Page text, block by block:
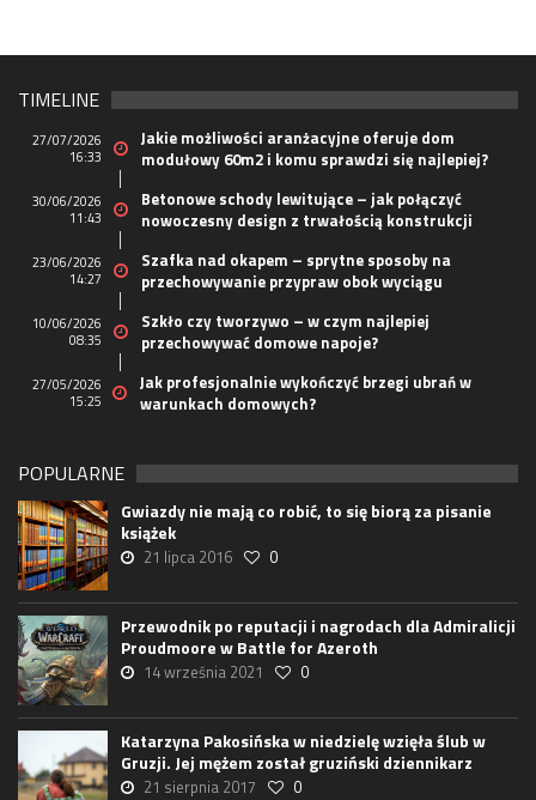
TIMELINE
27/07/2026
16:33
Jakie możliwości aranżacyjne oferuje dom
modułowy 60m2 i komu sprawdzi się najlepiej?
30/06/2026
11:43
Betonowe schody lewitujące – jak połączyć
nowoczesny design z trwałością konstrukcji
23/06/2026
14:27
Szafka nad okapem – sprytne sposoby na
przechowywanie przypraw obok wyciągu
10/06/2026
08:35
Szkło czy tworzywo – w czym najlepiej
przechowywać domowe napoje?
27/05/2026
15:25
Jak profesjonalnie wykończyć brzegi ubrań w
warunkach domowych?
POPULARNE
Gwiazdy nie mają co robić, to się biorą za pisanie
książek
21 lipca 2016 0
Przewodnik po reputacji i nagrodach dla Admiralicji
Proudmoore w Battle for Azeroth
14 września 2021 0
Katarzyna Pakosińska w niedzielę wzięła ślub w
Gruzji. Jej mężem został gruziński dziennikarz
21 sierpnia 2017 0